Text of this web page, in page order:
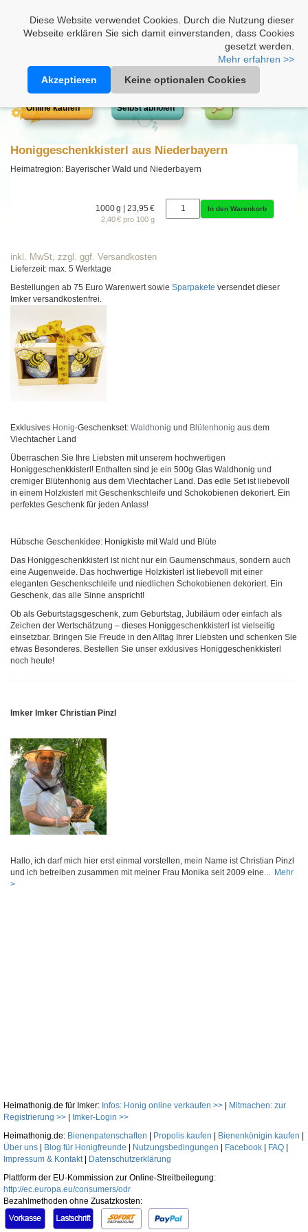
Diese Website verwendet Cookies. Durch die Nutzung dieser
Webseite erklären Sie sich damit einverstanden, dass Cookies
gesetzt werden.
Mehr erfahren >>
Akzeptieren
Keine optionalen Cookies
Online kaufen Selbst abholen
Honiggeschenkkisterl aus Niederbayern
Heimatregion: Bayerischer Wald und Niederbayern
1000 g | 23,95 €
2,40 € pro 100 g
In den Warenkorb
inkl. MwSt, zzgl. ggf. Versandkosten
Lieferzeit: max. 5 Werktage
Bestellungen ab 75 Euro Warenwert sowie Sparpakete versendet dieser
Imker versandkostenfrei.
Exklusives Honig-Geschenkset: Waldhonig und Blütenhonig aus dem
Viechtacher Land
Überraschen Sie Ihre Liebsten mit unserem hochwertigen
Honiggeschenkkisterl! Enthalten sind je ein 500g Glas Waldhonig und
cremiger Blütenhonig aus dem Viechtacher Land. Das edle Set ist liebevoll
in einem Holzkisterl mit Geschenkschleife und Schokobienen dekoriert. Ein
perfektes Geschenk für jeden Anlass!
Hübsche Geschenkidee: Honigkiste mit Wald und Blüte
Das Honiggeschenkkisterl ist nicht nur ein Gaumenschmaus, sondern auch
eine Augenweide. Das hochwertige Holzkisterl ist liebevoll mit einer
eleganten Geschenkschleife und niedlichen Schokobienen dekoriert. Ein
Geschenk, das alle Sinne anspricht!
Ob als Geburtstagsgeschenk, zum Geburtstag, Jubiläum oder einfach als
Zeichen der Wertschätzung – dieses Honiggeschenkkisterl ist vielseitig
einsetzbar. Bringen Sie Freude in den Alltag Ihrer Liebsten und schenken Sie
etwas Besonderes. Bestellen Sie unser exklusives Honiggeschenkkisterl
noch heute!
Imker Imker Christian Pinzl
Hallo, ich darf mich hier erst einmal vorstellen, mein Name ist Christian Pinzl
und ich betreiben zusammen mit meiner Frau Monika seit 2009 eine... Mehr
>
Heimathonig.de für Imker: Infos: Honig online verkaufen >>
Mitmachen: zur
Registrierung >>
Imker-Login >>
Heimathonig.de: Bienenpatenschaften Propolis kaufen Bienenkönigin kaufen
Über uns
Blog für Honigfreunde Nutzungsbedingungen Facebook FAQ
Impressum & Kontakt|
Datenschutzerklärung
Plattform der EU-Kommission zur Online-Streitbeilegung:
http://ec.europa.eu/consumers/odr
Bezahlmethoden ohne Zusatzkosten: